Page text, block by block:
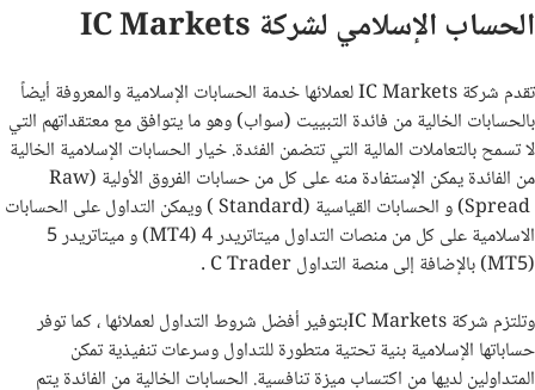
الحساب الإسلامي لشركة IC Markets
تقدم شركةIC Marketsلعملائها خدمة الحسابات الإسلامية والمعروفة أيضاً
بالحسابات الخالية من فائدة التبييت (سواب) وهو ما يتوافق مع معتقداتهم التي
لا تسمح بالتعاملات المالية التي تتضمن الفئدة. خيار الحسابات الإسلامية الخالية
من الفائدة يمكن الإستفادة منه على كل من حسابات الفروق الأولية (Raw
Spread) و الحسابات القياسية (Standard) ويمكن التداول على الحسابات
الاسلامية على كل من منصات التداول ميتاتريدر 4 (
MT4
) و ميتاتريدر 5
(
MT5) بالإضافة إلى منصة التداولC Trader
.
وتلتزم شركةIC Marketsبتوفير أفضل شروط التداول لعملائها ، كما توفر
حساباتها الإسلامية بنية تحتية متطورة للتداول وسرعات تنفيذية تمكن
المتداولين لديها من اكتساب ميزة تنافسية. الحسابات الخالية من الفائدة يتم